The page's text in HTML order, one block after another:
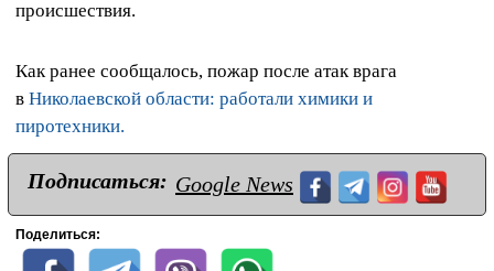
происшествия.
Как ранее сообщалось, пожар после атак врага
в Николаевской области: работали химики и
пиротехники.
Подписаться: Google News
Поделиться: